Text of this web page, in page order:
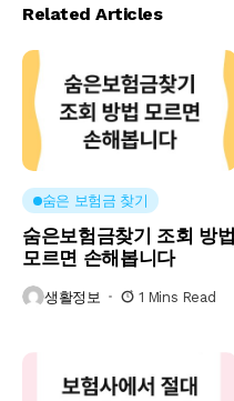
Related Articles
숨은 보험금 찾기
숨은보험금찾기 조회 방법
모르면 손해봅니다
생활정보 1 Mins Read